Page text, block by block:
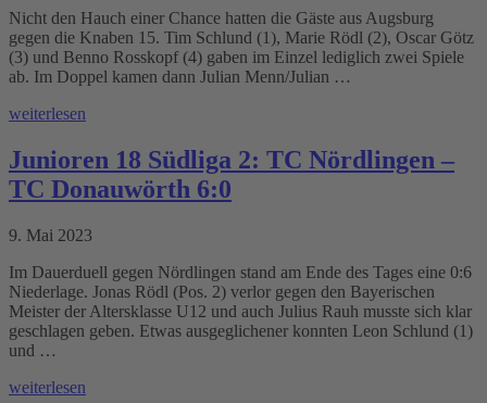
Nicht den Hauch einer Chance hatten die Gäste aus Augsburg
gegen die Knaben 15. Tim Schlund (1), Marie Rödl (2), Oscar Götz
(3) und Benno Rosskopf (4) gaben im Einzel lediglich zwei Spiele
ab. Im Doppel kamen dann Julian Menn/Julian …
weiterlesen
Junioren 18 Südliga 2: TC Nördlingen –
TC Donauwörth 6:0
9. Mai 2023
Im Dauerduell gegen Nördlingen stand am Ende des Tages eine 0:6
Niederlage. Jonas Rödl (Pos. 2) verlor gegen den Bayerischen
Meister der Altersklasse U12 und auch Julius Rauh musste sich klar
geschlagen geben. Etwas ausgeglichener konnten Leon Schlund (1)
und …
weiterlesen